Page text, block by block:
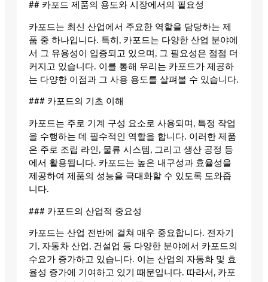
## 카포드 제품의 용도와 시장에서의 필요성
카포드는 최신 산업에서 주요한 역할을 담당하는 제
품 중 하나입니다. 특히, 카포드는 다양한 산업 분야에
서 그 유용성이 입증되고 있으며, 그 필요성은 점점 더
커지고 있습니다. 이를 통해 우리는 카포드가 제공하
는 다양한 이점과 그 사용 용도를 살펴볼 수 있습니다.
### 카포드의 기초 이해
카포드는 주로 기계 구성 요소로 사용되며, 특정 작업
을 수행하는 데 필수적인 역할을 합니다. 이러한 제품
은 주로 조립 라인, 물류 시스템, 그리고 생산 공정 등
에서 활용됩니다. 카포드는 높은 내구성과 효율성을
제공하여 제품의 성능을 극대화할 수 있도록 도와줍
니다.
### 카포드의 산업적 중요성
카포드는 산업 전반에 걸쳐 매우 중요합니다. 전자기
기, 자동차 산업, 건설업 등 다양한 분야에서 카포드의
수요가 증가하고 있습니다. 이는 산업의 자동화 및 효
율성 증가에 기여하고 있기 때문입니다. 따라서, 카포